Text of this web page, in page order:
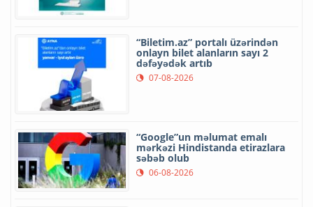
“Biletim.az” portalı üzərindən
onlayn bilet alanların sayı 2
dəfəyədək artıb
07-08-2026
“Google”un məlumat emalı
mərkəzi Hindistanda etirazlara
səbəb olub
06-08-2026